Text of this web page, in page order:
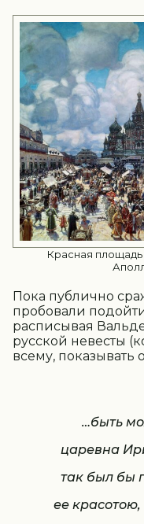
Красная площадь
Пока публично
пробовали
расписывая
русской невесты
всему, показывать
…быть
царевна
так был бы
ее красотою,